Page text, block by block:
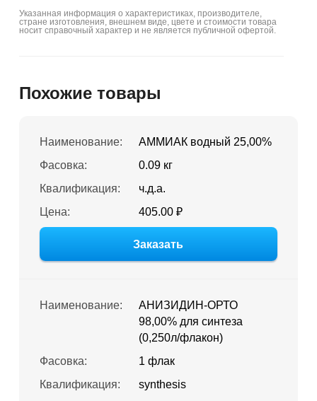
Указанная информация о характеристиках, производителе,
стране изготовления, внешнем виде, цвете и стоимости товара
носит справочный характер и не является публичной офертой.
Похожие товары
Наименование:
АММИАК водный 25,00%
Фасовка:
0.09 кг
Квалификация:
ч.д.а.
Цена:
405.00 ₽
Заказать
Наименование:
АНИЗИДИН-ОРТО
98,00% для синтеза
(0,250л/флакон)
Фасовка:
1 флак
Квалификация:
synthesis